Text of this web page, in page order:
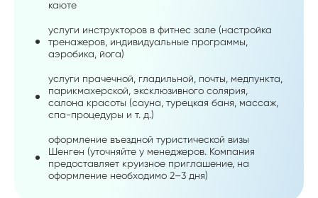
каюте
услуги инструкторов в фитнес зале (настройка
тренажеров, индивидуальные программы,
аэробика, йога)
услуги прачечной, гладильной, почты, медпункта,
парикмахерской, эксклюзивного солярия,
салона красоты (сауна, турецкая баня, массаж,
спа-процедуры и т. д.)
оформление въездной туристической визы
Шенген (уточняйте у менеджеров. Компания
предоставляет круизное приглашение, на
оформление необходимо 2–3 дня)